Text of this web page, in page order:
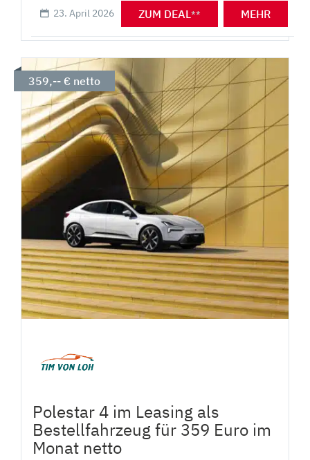
23. April 2026 ZUM DEAL ** MEHR
Polestar 4 im Leasing als
Bestellfahrzeug für 359 Euro im
Monat netto
359,-- € netto